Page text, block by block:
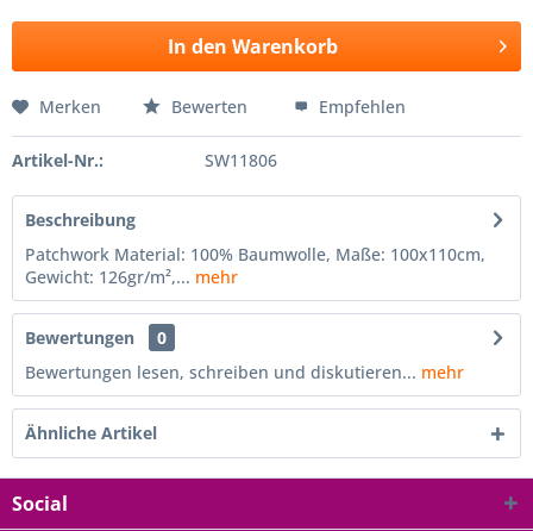
In den Warenkorb
Merken Bewerten Empfehlen
Artikel-Nr.: SW11806
Beschreibung
Patchwork Material: 100% Baumwolle, Maße: 100x110cm,
Gewicht: 126gr/m²,... mehr
Bewertungen
0
Bewertungen lesen, schreiben und diskutieren... mehr
Ähnliche Artikel
Social